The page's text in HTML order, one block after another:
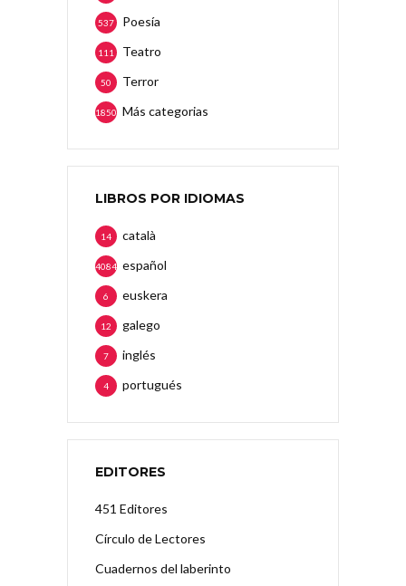
Poesía
537
Teatro
111
Terror
50
Más categorias
1850
LIBROS POR IDIOMAS
català
14
español
4084
euskera
6
galego
12
inglés
7
portugués
4
EDITORES
451 Editores
Círculo de Lectores
Cuadernos del laberinto